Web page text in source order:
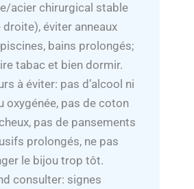
acier chirurgical stable
droite), éviter anneaux
bains prolongés;
tabac et bien dormir.
à éviter: pas d’alcool ni
oxygénée, pas de coton
pas de pansements
prolongés, ne pas
le bijou trop tôt.
consulter: signes